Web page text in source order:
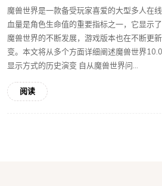
魔兽世界是一款备受玩家喜爱的大型多人在
血量是角色生命值的重要指标之一，它显示
魔兽世界的不断发展，游戏版本也在不断更
变。本文将从多个方面详细阐述魔兽世界
显示方式的历史演变 自从魔兽世界问...
阅读